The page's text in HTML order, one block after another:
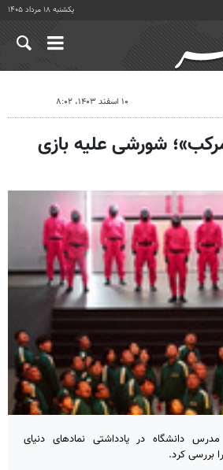
یکشنبه ۱۸ مرداد ۱۴۰۵
۱۰ اسفند ۱۴۰۳، ۸:۰۲
شورشی علیه بازی
دانشگاه در یادداشتی نمادهای دنیای
بررسی کرد.